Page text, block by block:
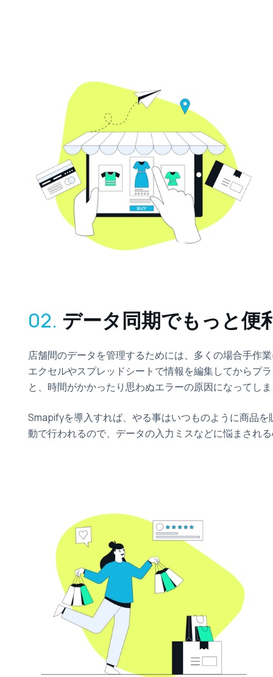
02. データ同期でもっと便
店舗間のデータを管理するためには、多くの場合手作
エクセルやスプレッドシートで情報を編集してからプ
と、時間がかかったり思わぬエラーの原因になってし
Smapifyを導入すれば、やる事はいつものように商品
動で行われるので、データの入力ミスなどに悩まされ